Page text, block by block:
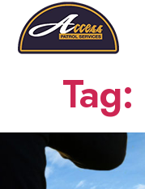
SERVICIOS
Tag: